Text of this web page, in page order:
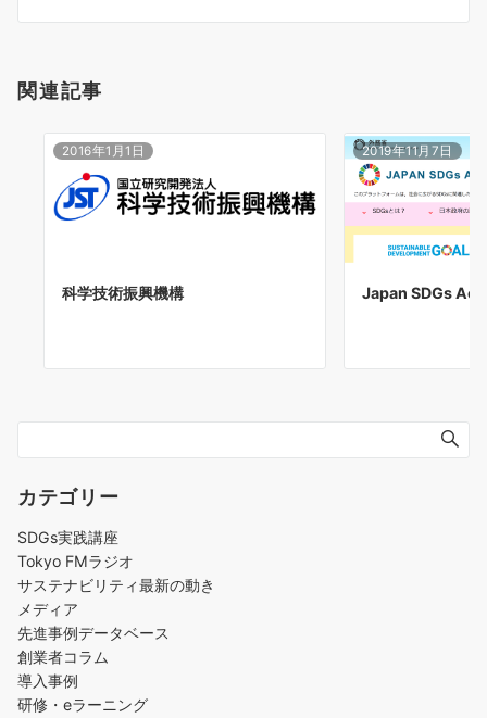
ン
関連記事
2016年1月1日
科学技術振興機構
2019年11月7日
Japan SDGs
カテゴリー
SDGs実践講座
Tokyo FMラジオ
サステナビリティ最新の動き
メディア
先進事例データベース
創業者コラム
導入事例
研修・eラーニング